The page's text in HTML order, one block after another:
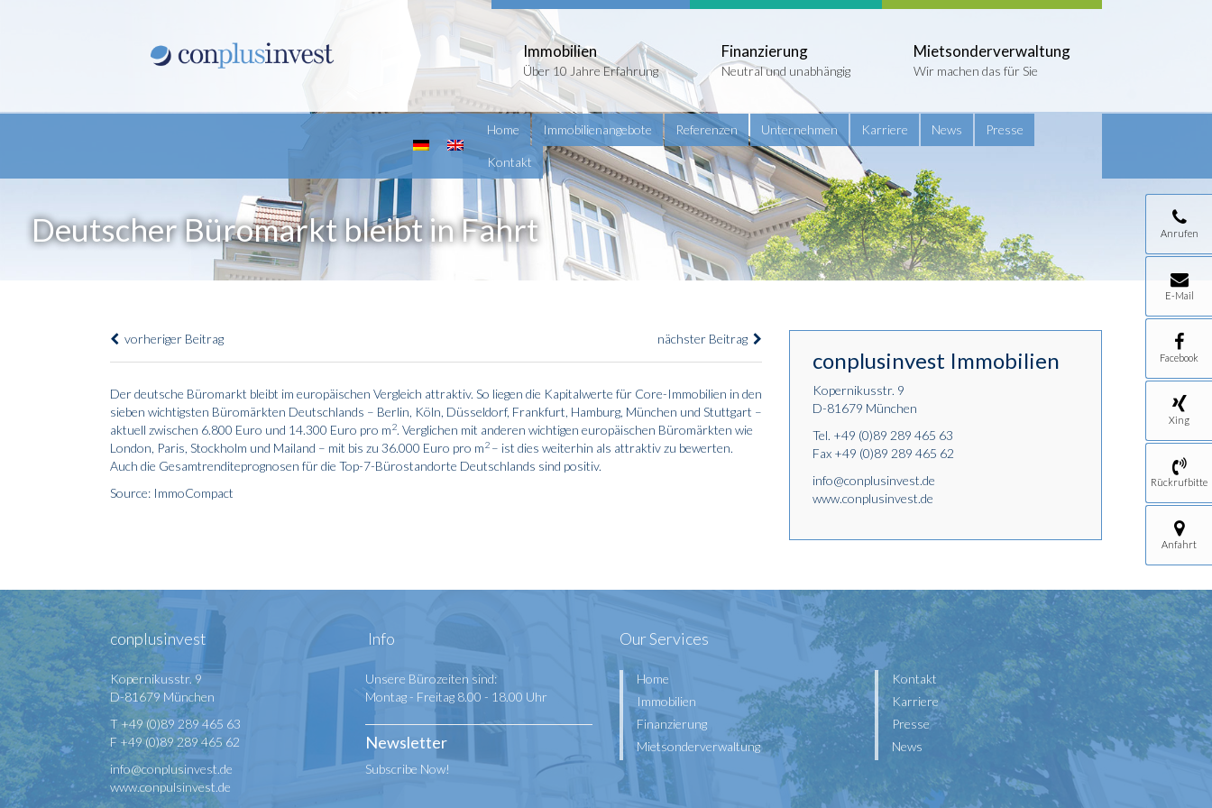
Immobilien
Über 10 Jahre Erfahrung
Finanzierung
Neutral und unabhängig
Mietsonderverwaltung
Wir machen das für Sie
Home Immobilienangebote Referenzen Unternehmen Karriere News Presse
Kontakt
Deutscher Büromarkt bleibt in Fahrt Anrufen
E-Mail
Facebook
Xing
Rückrufbitte
Anfahrt
vorheriger Beitrag nächster Beitrag
Der deutsche Büromarkt bleibt im europäischen Vergleich attraktiv. So liegen die Kapitalwerte für Core-Immobilien in den
sieben wichtigsten Büromärkten Deutschlands – Berlin, Köln, Düsseldorf, Frankfurt, Hamburg, München und Stuttgart –
aktuell zwischen 6.800 Euro und 14.300 Euro pro m2. Verglichen mit anderen wichtigen europäischen Büromärkten wie
London, Paris, Stockholm und Mailand – mit bis zu 36.000 Euro pro m2 – ist dies weiterhin als attraktiv zu bewerten.
Auch die Gesamtrenditeprognosen für die Top-7-Bürostandorte Deutschlands sind positiv.
Source: ImmoCompact
conplusinvest Immobilien
Kopernikusstr. 9
D-81679 München
Tel. +49 (0)89 289 465 63
Fax +49 (0)89 289 465 62
info@conplusinvest.de
www.conplusinvest.de
conplusinvest
Kopernikusstr. 9
D-81679 München
T +49 (0)89 289 465 63
F +49 (0)89 289 465 62
info@conplusinvest.de
www.conpulsinvest.de
Info
Unsere Bürozeiten sind:
Montag - Freitag 8.00 - 18.00 Uhr
Newsletter
Subscribe Now!
Our Services
Home
Immobilien
Finanzierung
Mietsonderverwaltung
Kontakt
Karriere
Presse
News